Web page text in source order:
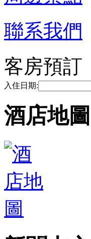
聯系我們
客房預訂
入住日期:
酒店地圖